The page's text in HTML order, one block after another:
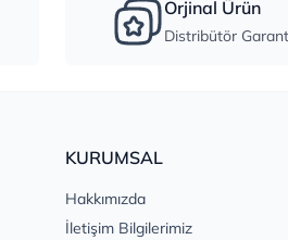
Orjinal Ürün
Distribütör
KURUMSAL
Hakkımızda
İletişim Bilgilerimiz